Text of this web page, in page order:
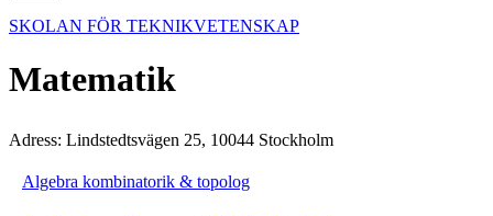
SKOLAN FÖR TEKNIKVETENSKAP
Matematik
Adress: Lindstedtsvägen 25, 10044 Stockholm
Algebra kombinatorik & topolog